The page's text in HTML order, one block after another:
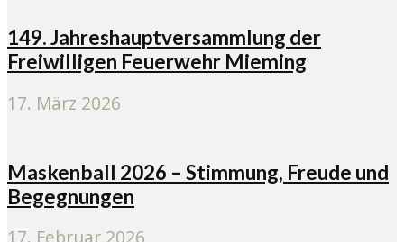
149. Jahreshauptversammlung der
Freiwilligen Feuerwehr Mieming
17. März 2026
Maskenball 2026 – Stimmung, Freude und
Begegnungen
17. Februar 2026